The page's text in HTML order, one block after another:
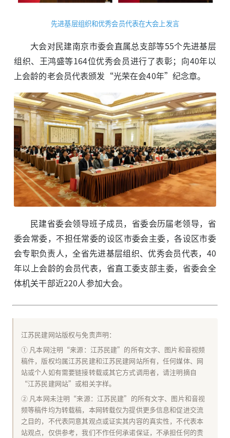
先进基层组织和优秀会员代表在大会上发言
大会对民建南京市委会直属总支部等55个先进基层
组织、王鸿盛等164位优秀会员进行了表彰；向40年以
上会龄的老会员代表颁发“光荣在会40年”纪念章。
民建省委会领导班子成员，省委会历届老领导，省
委会常委，不担任常委的设区市委会主委，各设区市委
会专职负责人，全省先进基层组织、优秀会员代表，40
年以上会龄的会员代表，省直工委支部主委，省委会全
体机关干部近220人参加大会。
江苏民建网站版权与免责声明：
① 凡本网注明“来源：江苏民建”的所有文字、图片和音视频
稿件，版权均属江苏民建和江苏民建网站所有，任何媒体、网
站或个人如有需要链接转载或其它方式调用者，请注明摘自
“江苏民建网站”或相关字样。
② 凡本网未注明“来源：江苏民建”的所有文字、图片和音视
频等稿件均为转载稿，本网转载仅为提供更多信息和促进交流
之目的，不代表同意其观点或证实其内容的真实性，不代表本
站观点，仅供参考，我们不作任何承诺保证，不承担任何的责